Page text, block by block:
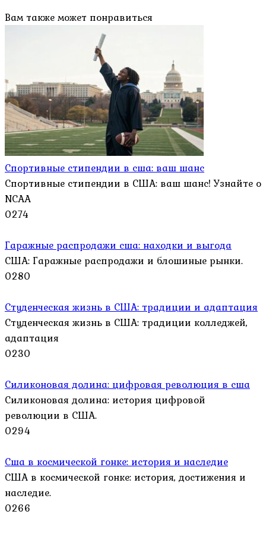
Вам также может понравиться
Спортивные стипендии в сша: ваш шанс
Спортивные стипендии в США: ваш шанс! Узнайте о
NCAA
0274
Гаражные распродажи сша: находки и выгода
США: Гаражные распродажи и блошиные рынки.
0280
Студенческая жизнь в США: традиции и адаптация
Студенческая жизнь в США: традиции колледжей,
адаптация
0230
Силиконовая долина: цифровая революция в сша
Силиконовая долина: история цифровой
революции в США.
0294
Сша в космической гонке: история и наследие
США в космической гонке: история, достижения и
наследие.
0266